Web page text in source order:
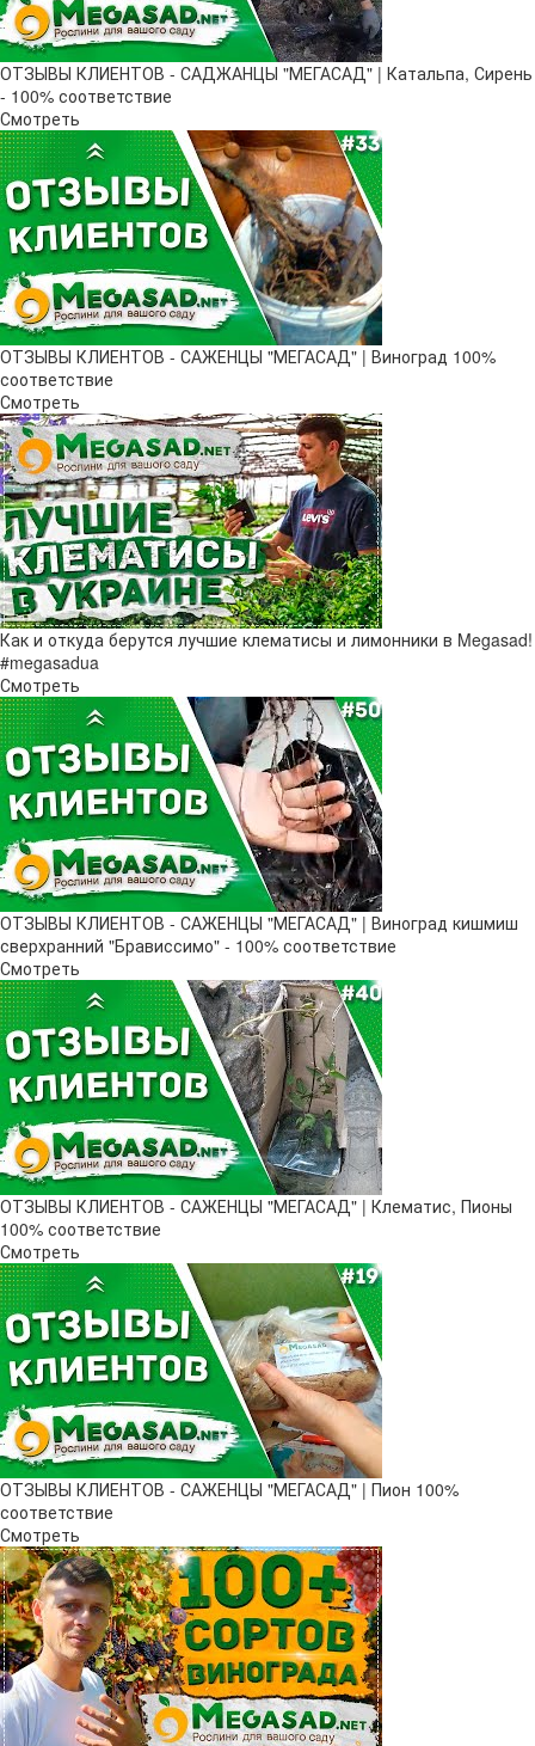
ОТЗЫВЫ КЛИЕНТОВ - САДЖАНЦЫ "МЕГАСАД" | Катальпа, Сирень
- 100% соответствие
Смотреть
ОТЗЫВЫ КЛИЕНТОВ - САЖЕНЦЫ "МЕГАСАД" | Виноград 100%
соответствие
Смотреть
Как и откуда берутся лучшие клематисы и лимонники в Megasad!
#megasadua
Смотреть
ОТЗЫВЫ КЛИЕНТОВ - САЖЕНЦЫ "МЕГАСАД" | Виноград кишмиш
сверхранний "Брависсимо" - 100% соответствие
Смотреть
ОТЗЫВЫ КЛИЕНТОВ - САЖЕНЦЫ "МЕГАСАД" | Клематис, Пионы
100% соответствие
Смотреть
ОТЗЫВЫ КЛИЕНТОВ - САЖЕНЦЫ "МЕГАСАД" | Пион 100%
соответствие
Смотреть